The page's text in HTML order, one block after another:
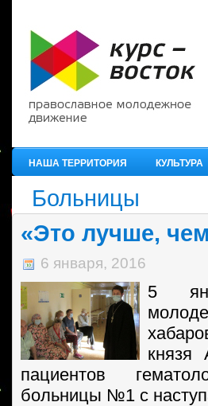
НАША ТЕРРИТОРИЯ КУЛЬТУРА
Больницы
«Это лучше,
6 января, 2016
5
князя
пациентов
больницы №1 с